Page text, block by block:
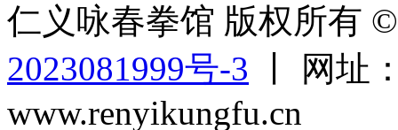
仁义咏春拳馆 版权所有
2023081999号-3 丨 网址
www.renyikungfu.cn